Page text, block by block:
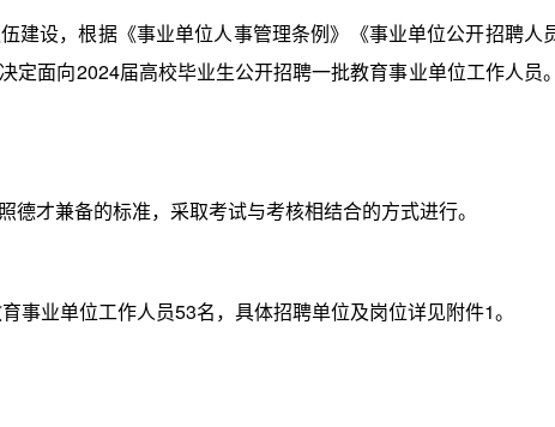
设，根据《事业单位人事管理条例》《事业单位公开招聘人
面向2024届高校毕业生公开招聘一批教育事业单位工作人员。
才兼备的标准，采取考试与考核相结合的方式进行。
业单位工作人员53名，具体招聘单位及岗位详见附件1。